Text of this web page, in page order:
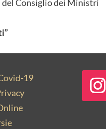
Consiglio dei Ministri
19